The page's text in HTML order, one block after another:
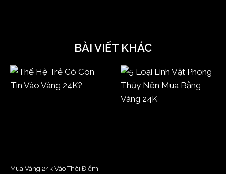
BÀI VIẾT KHÁC
Mua Vàng 24k Vào Thời Điểm